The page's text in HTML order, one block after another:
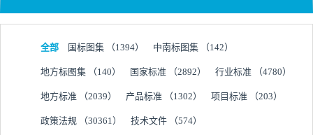
全部 国标图集 （1394） 中南标图集 （142）
地方标图集 （140） 国家标准 （2892） 行业标准 （4780）
地方标准 （2039） 产品标准 （1302） 项目标准 （203）
政策法规 （30361） 技术文件 （574）